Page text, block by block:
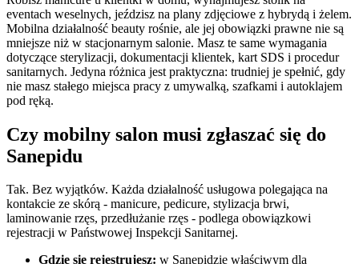
eventach weselnych, jeździsz na plany zdjęciowe z hybrydą i żelem.
Mobilna działalność beauty rośnie, ale jej obowiązki prawne nie są
mniejsze niż w stacjonarnym salonie. Masz te same wymagania
dotyczące sterylizacji, dokumentacji klientek, kart SDS i procedur
sanitarnych. Jedyna różnica jest praktyczna: trudniej je spełnić, gdy
nie masz stałego miejsca pracy z umywalką, szafkami i autoklajem
pod ręką.
Czy mobilny salon musi zgłaszać się do
Sanepidu
Tak. Bez wyjątków. Każda działalność usługowa polegająca na
kontakcie ze skórą - manicure, pedicure, stylizacja brwi,
laminowanie rzęs, przedłużanie rzęs - podlega obowiązkowi
rejestracji w Państwowej Inspekcji Sanitarnej.
Gdzie się rejestrujesz: w Sanepidzie właściwym dla